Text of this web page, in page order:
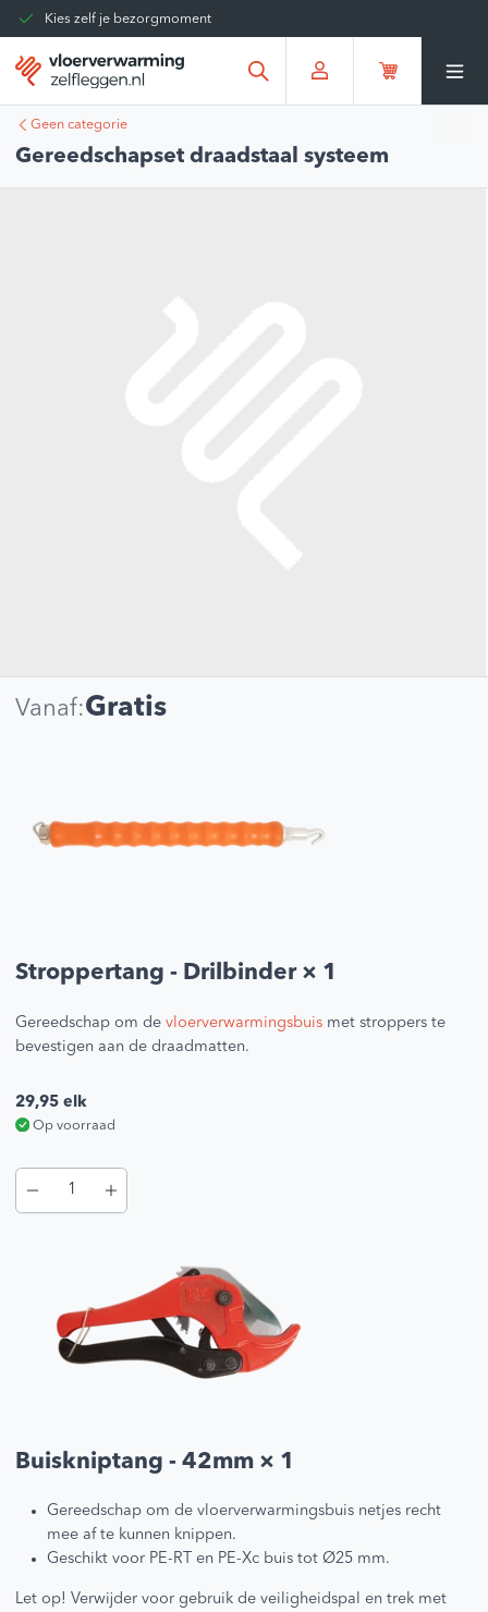
Kies zelf je bezorgmoment
Tot 30 dagen terug te sturen
Gratis verzending vanaf
€375,00*
Geen categorie
Gereedschapset draadstaal systeem
Vanaf:Gratis
Stroppertang - Drilbinder× 1
Gereedschap om devloerverwarmingsbuis met stroppers te
bevestigen aan de draadmatten.
29,95 elk
Op voorraad
Buiskniptang - 42mm × 1
Gereedschap om de vloerverwarmingsbuis netjes recht
mee af te kunnen knippen.
Geschikt voor PE-RT en PE-Xc buis tot Ø25 mm.
Let op! Verwijder voor gebruik de veiligheidspal en trek met